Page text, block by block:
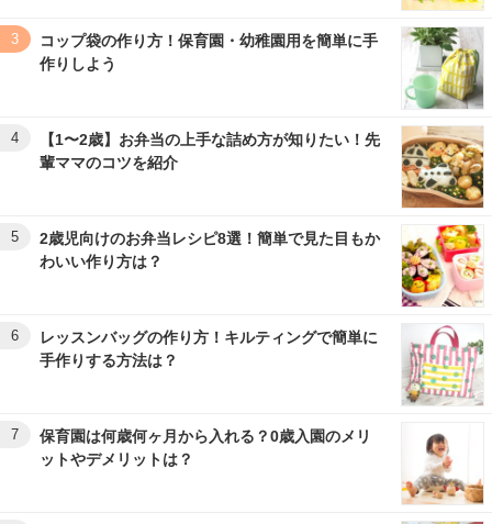
3
コップ袋の作り方！保育園・幼稚園用を簡単に手
作りしよう
4
【1〜2歳】お弁当の上手な詰め方が知りたい！先
輩ママのコツを紹介
5
2歳児向けのお弁当レシピ8選！簡単で見た目もか
わいい作り方は？
6
レッスンバッグの作り方！キルティングで簡単に
手作りする方法は？
7
保育園は何歳何ヶ月から入れる？0歳入園のメリ
ットやデメリットは？